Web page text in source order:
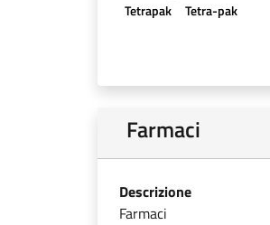
Tetrapak
Tetra-pak
Farmaci
Descrizione
Farmaci